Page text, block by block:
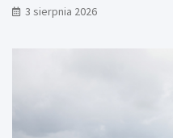
3 sierpnia 2026